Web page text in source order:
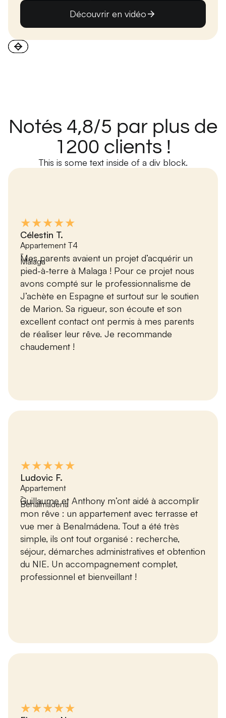
Découvrir en vidéo
Notés 4,8/5 par plus de
1200 clients !
This is some text inside of a div block.
★★★★★
Célestin T.
Appartement T4
-
Málaga
Mes parents avaient un projet d’acquérir un
pied-à-terre à Malaga ! Pour ce projet nous
avons compté sur le professionnalisme de
J’achète en Espagne et surtout sur le soutien
de Marion. Sa rigueur, son écoute et son
excellent contact ont permis à mes parents
de réaliser leur rêve. Je recommande
chaudement !
★★★★★
Ludovic F.
Appartement
-
Benalmádena
Guillaume et Anthony m’ont aidé à accomplir
mon rêve : un appartement avec terrasse et
vue mer à Benalmádena. Tout a été très
simple, ils ont tout organisé : recherche,
séjour, démarches administratives et obtention
du NIE. Un accompagnement complet,
professionnel et bienveillant !
★★★★★